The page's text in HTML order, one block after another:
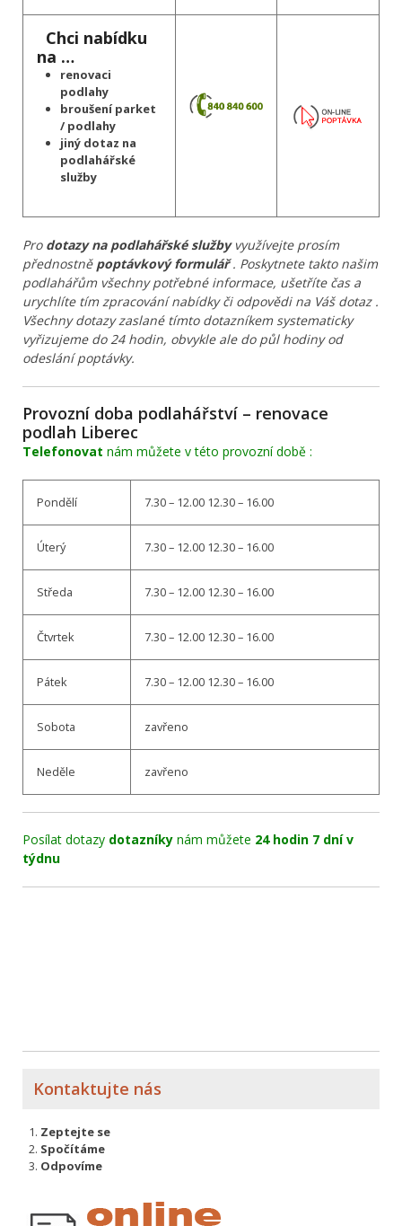
Chci nabídku
na …
renovaci
podlahy
broušení parket
/ podlahy
jiný dotaz na
podlahářské
služby
Pro dotazy na podlahářské službyvyužívejte prosím
přednostně poptávkový formulář. Poskytnete takto našim
podlahářům všechny potřebné informace, ušetříte čas a
urychlíte tím zpracování nabídky či odpovědi na Váš dotaz .
Všechny dotazy zaslané tímto dotazníkem systematicky
vyřizujeme do 24 hodin, obvykle ale do půl hodiny od
odeslání poptávky.
Provozní doba podlahářství – renovace
podlah Liberec
Telefonovat nám můžete v této provozní době :
Pondělí 7.30 – 12.00 12.30 – 16.00
Úterý 7.30 – 12.00 12.30 – 16.00
Středa 7.30 – 12.00 12.30 – 16.00
Čtvrtek 7.30 – 12.00 12.30 – 16.00
Pátek 7.30 – 12.00 12.30 – 16.00
Sobota zavřeno
Neděle zavřeno
Posílat dotazy dotazníky nám můžete 24 hodin 7 dní v
týdnu
Kontaktujte nás
Zeptejte se
Spočítáme
Odpovíme